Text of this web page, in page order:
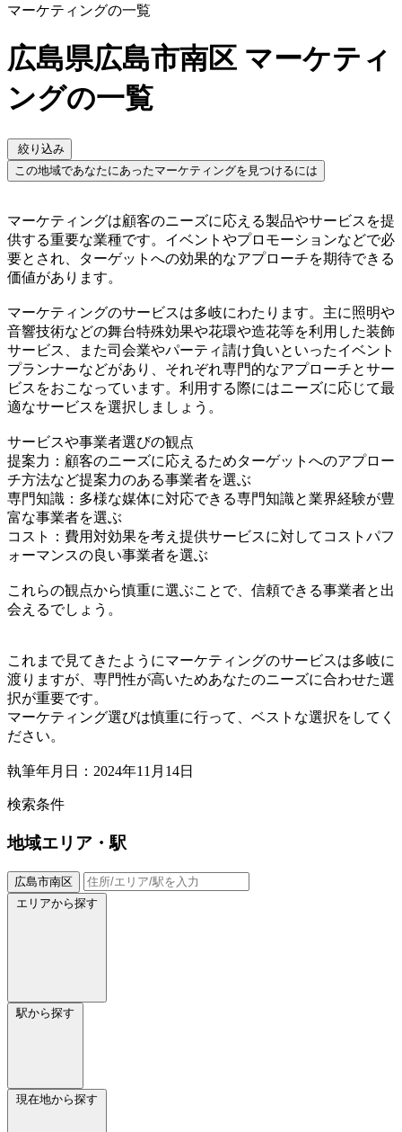
マーケティングの一覧
広島県広島市南区 マーケティ
ングの一覧
絞り込み
この地域であなたにあったマーケティングを見つけるには
マーケティングは顧客のニーズに応える製品やサービスを提
供する重要な業種です。イベントやプロモーションなどで必
要とされ、ターゲットへの効果的なアプローチを期待できる
価値があります。
マーケティングのサービスは多岐にわたります。主に照明や
音響技術などの舞台特殊効果や花環や造花等を利用した装飾
サービス、また司会業やパーティ請け負いといったイベント
プランナーなどがあり、それぞれ専門的なアプローチとサー
ビスをおこなっています。利用する際にはニーズに応じて最
適なサービスを選択しましょう。
サービスや事業者選びの観点
提案力：顧客のニーズに応えるためターゲットへのアプロー
チ方法など提案力のある事業者を選ぶ
専門知識：多様な媒体に対応できる専門知識と業界経験が豊
富な事業者を選ぶ
コスト：費用対効果を考え提供サービスに対してコストパフ
ォーマンスの良い事業者を選ぶ
これらの観点から慎重に選ぶことで、信頼できる事業者と出
会えるでしょう。
これまで見てきたようにマーケティングのサービスは多岐に
渡りますが、専門性が高いためあなたのニーズに合わせた選
択が重要です。
マーケティング選びは慎重に行って、ベストな選択をしてく
ださい。
執筆年月日：2024年11月14日
検索条件
地域エリア・駅
広島市南区
エリアから探す
駅から探す
現在地から探す